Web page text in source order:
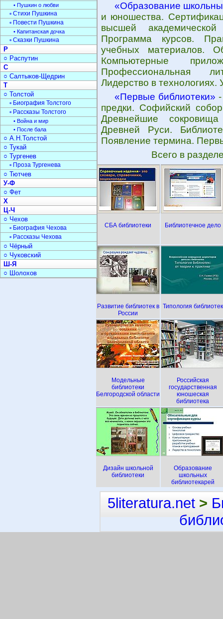
«Образование
и юношества.
высшей
Программа курсов.
учебных материалов.
Компьютерные
Профессиональная
Лидерство в
«Первые библиотеки»
предки. Софийский
Древнейшие
Древней Руси.
Появление термина.
Всего в
СБА библиотеки Библиотечное дело
Развитие библиотек в
России
Типология библиотек
Модельные
библиотеки
Белгородской области
Российская
государственная
юношеская
библиотека
Дизайн школьной
библиотеки
Образование
школьных
библиотекарей
• Пушкин о любви
▫ Стихи Пушкина
▫ Повести Пушкина
• Капитанская дочка
▫ Сказки Пушкина
Р
○ Распутин
С
○ Салтыков-Щедрин
Т
○ Толстой
▫ Биография Толстого
▫ Рассказы Толстого
• Война и мир
• После бала
○ А.Н.Толстой
○ Тукай
○ Тургенев
▫ Проза Тургенева
○ Тютчев
У-Ф
○ Фет
Х
Ц-Ч
○ Чехов
▫ Биография Чехова
▫ Рассказы Чехова
○ Чёрный
○ Чуковский
Ш-Я
○ Шолохов
5literatura.net >